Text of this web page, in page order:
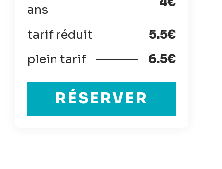
ans
tarif réduit
5.5€
plein tarif
6.5€
RÉSERVER